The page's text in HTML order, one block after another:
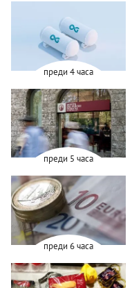
преди 4 часа
преди 5 часа
преди 6 часа